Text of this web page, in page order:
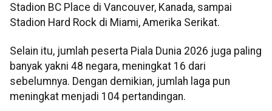
Stadion BC Place di Vancouver, Kanada, sampai
Stadion Hard Rock di Miami, Amerika Serikat.
Selain itu, jumlah peserta Piala Dunia 2026 juga paling
banyak yakni 48 negara, meningkat 16 dari
sebelumnya. Dengan demikian, jumlah laga pun
meningkat menjadi 104 pertandingan.